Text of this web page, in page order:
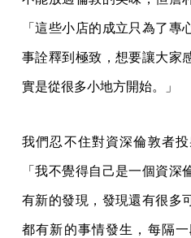
「這些小店的成立只為了
事詮釋到極致，想要讓大家
實是從很多小地方開始。」
我們忍不住對資深倫敦者
「我不覺得自己是一個資
有新的發現，發現還有很多
都有新的事情發生，每隔